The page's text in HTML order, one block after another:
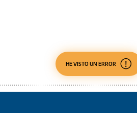
HE VISTO UN ERROR